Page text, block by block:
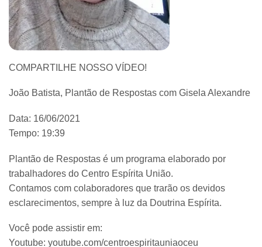
COMPARTILHE NOSSO VÍDEO!
João Batista, Plantão de Respostas com Gisela Alexandre
Data: 16/06/2021
Tempo: 19:39
Plantão de Respostas é um programa elaborado por
trabalhadores do Centro Espírita União.
Contamos com colaboradores que trarão os devidos
esclarecimentos, sempre à luz da Doutrina Espírita.
Você pode assistir em:
Youtube: youtube.com/centroespiritauniaoceu